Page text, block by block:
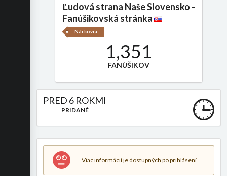
Ľudová strana Naše Slovensko -
Fanúšikovská stránka
Náckovia
1,351
FANÚŠIKOV
PRED 6 ROKMI
PRIDANÉ
Viac informácií je dostupných po prihlásení